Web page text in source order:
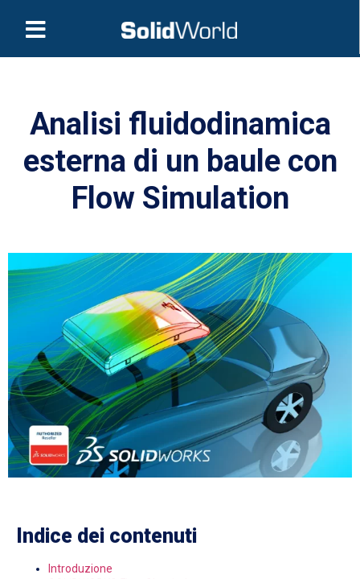
Analisi fluidodinamica
esterna di un baule con
Flow Simulation
Indice dei contenuti
Introduzione